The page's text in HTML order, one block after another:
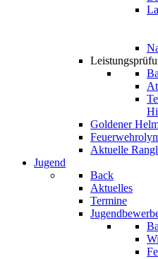
Goldener
Aktuelle
Jugend
Back
Aktuelles
Termine